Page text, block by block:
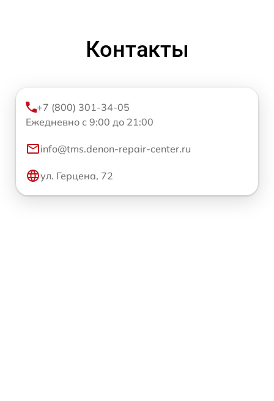
Контакты
+7 (800) 301-34-05
Ежедневно с 9:00 до 21:00
info@tms.denon-repair-center.ru
ул. Герцена, 72